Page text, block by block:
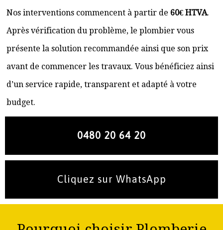
Nos interventions commencent à partir de 60€ HTVA.
Après vérification du problème, le plombier vous
présente la solution recommandée ainsi que son prix
avant de commencer les travaux. Vous bénéficiez ainsi
d’un service rapide, transparent et adapté à votre
budget.
0480 20 64 20
Cliquez sur WhatsApp